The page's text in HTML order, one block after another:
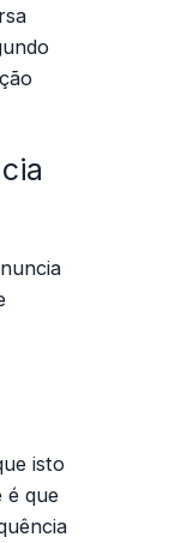
isto
é que